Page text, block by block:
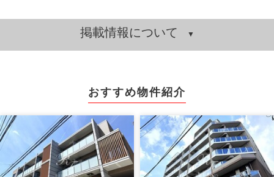
掲載情報について
おすすめ物件紹介